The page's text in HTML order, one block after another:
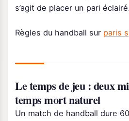
s’agit de placer un pari
Règles du handball sur paris
Le temps de jeu : deux
temps mort naturel
Un match de handball dure